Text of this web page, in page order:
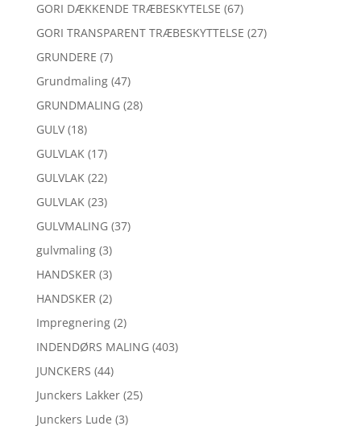
GORI DÆKKENDE TRÆBESKYTELSE (67)
GORI TRANSPARENT TRÆBESKYTTELSE (27)
GRUNDERE (7)
Grundmaling (47)
GRUNDMALING (28)
GULV (18)
GULVLAK (17)
GULVLAK (22)
GULVLAK (23)
GULVMALING (37)
gulvmaling (3)
HANDSKER (3)
HANDSKER (2)
Impregnering (2)
INDENDØRS MALING (403)
JUNCKERS (44)
Junckers Lakker (25)
Junckers Lude (3)